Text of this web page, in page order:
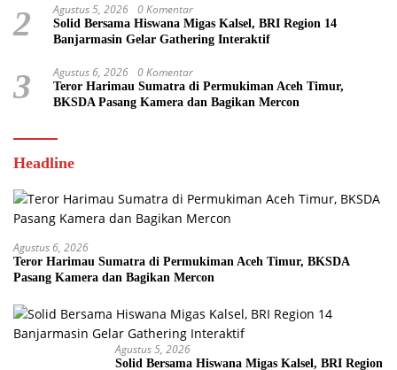
2 Agustus 5, 2026 0 Komentar
Solid Bersama Hiswana Migas Kalsel, BRI Region 14
Banjarmasin Gelar Gathering Interaktif
3 Agustus 6, 2026 0 Komentar
Teror Harimau Sumatra di Permukiman Aceh Timur,
BKSDA Pasang Kamera dan Bagikan Mercon
Headline
Agustus 6, 2026
Teror Harimau Sumatra di Permukiman Aceh Timur, BKSDA
Pasang Kamera dan Bagikan Mercon
Agustus 5, 2026
Solid Bersama Hiswana Migas Kalsel, BRI Region